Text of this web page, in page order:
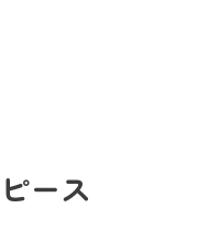
ース